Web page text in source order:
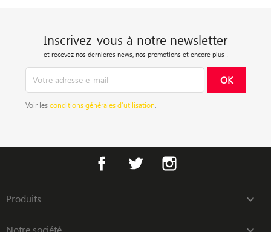
Inscrivez-vous à notre newsletter
et recevez nos dernieres news, nos promotions et encore plus !
Voir lesconditions générales d’utilisation.
Facebook Twitter
Produits 
Notre société